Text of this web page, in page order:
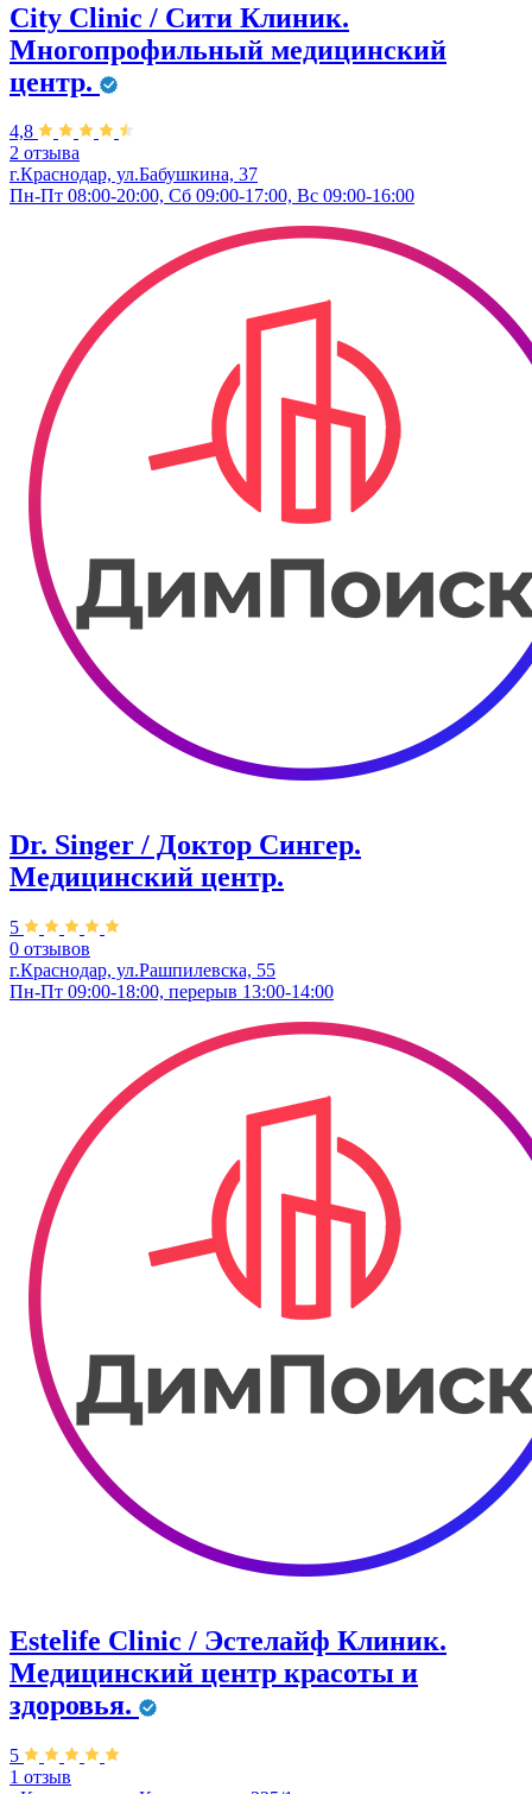
City Clinic / Сити Клиник.
Многопрофильный медицинский
центр.
4,8
2 отзыва
г.Краснодар, ул.Бабушкина, 37
Пн-Пт 08:00-20:00, Сб 09:00-17:00, Вс 09:00-16:00
Dr. Singer / Доктор Сингер.
Медицинский центр.
5
0 отзывов
г.Краснодар, ул.Рашпилевска, 55
Пн-Пт 09:00-18:00, перерыв 13:00-14:00
Estelife Clinic / Эстелайф Клиник.
Медицинский центр красоты и
здоровья.
5
1 отзыв